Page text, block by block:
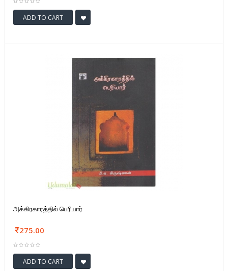
ADD TO CART
அக்கிரகாரத்தில் பெரியார்
275.00
ADD TO CART